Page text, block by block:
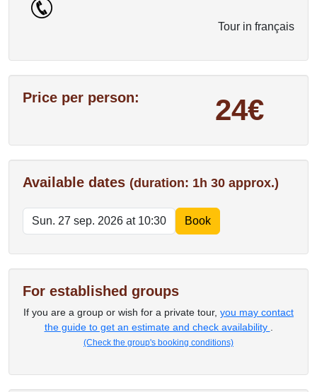
Tour in français
Price per person: 24€
Available dates (duration: 1h 30 approx.)
For established groups
If you are a group or wish for a private tour, you may contact
the guide to get an estimate and check availability
(Check the group's booking conditions)